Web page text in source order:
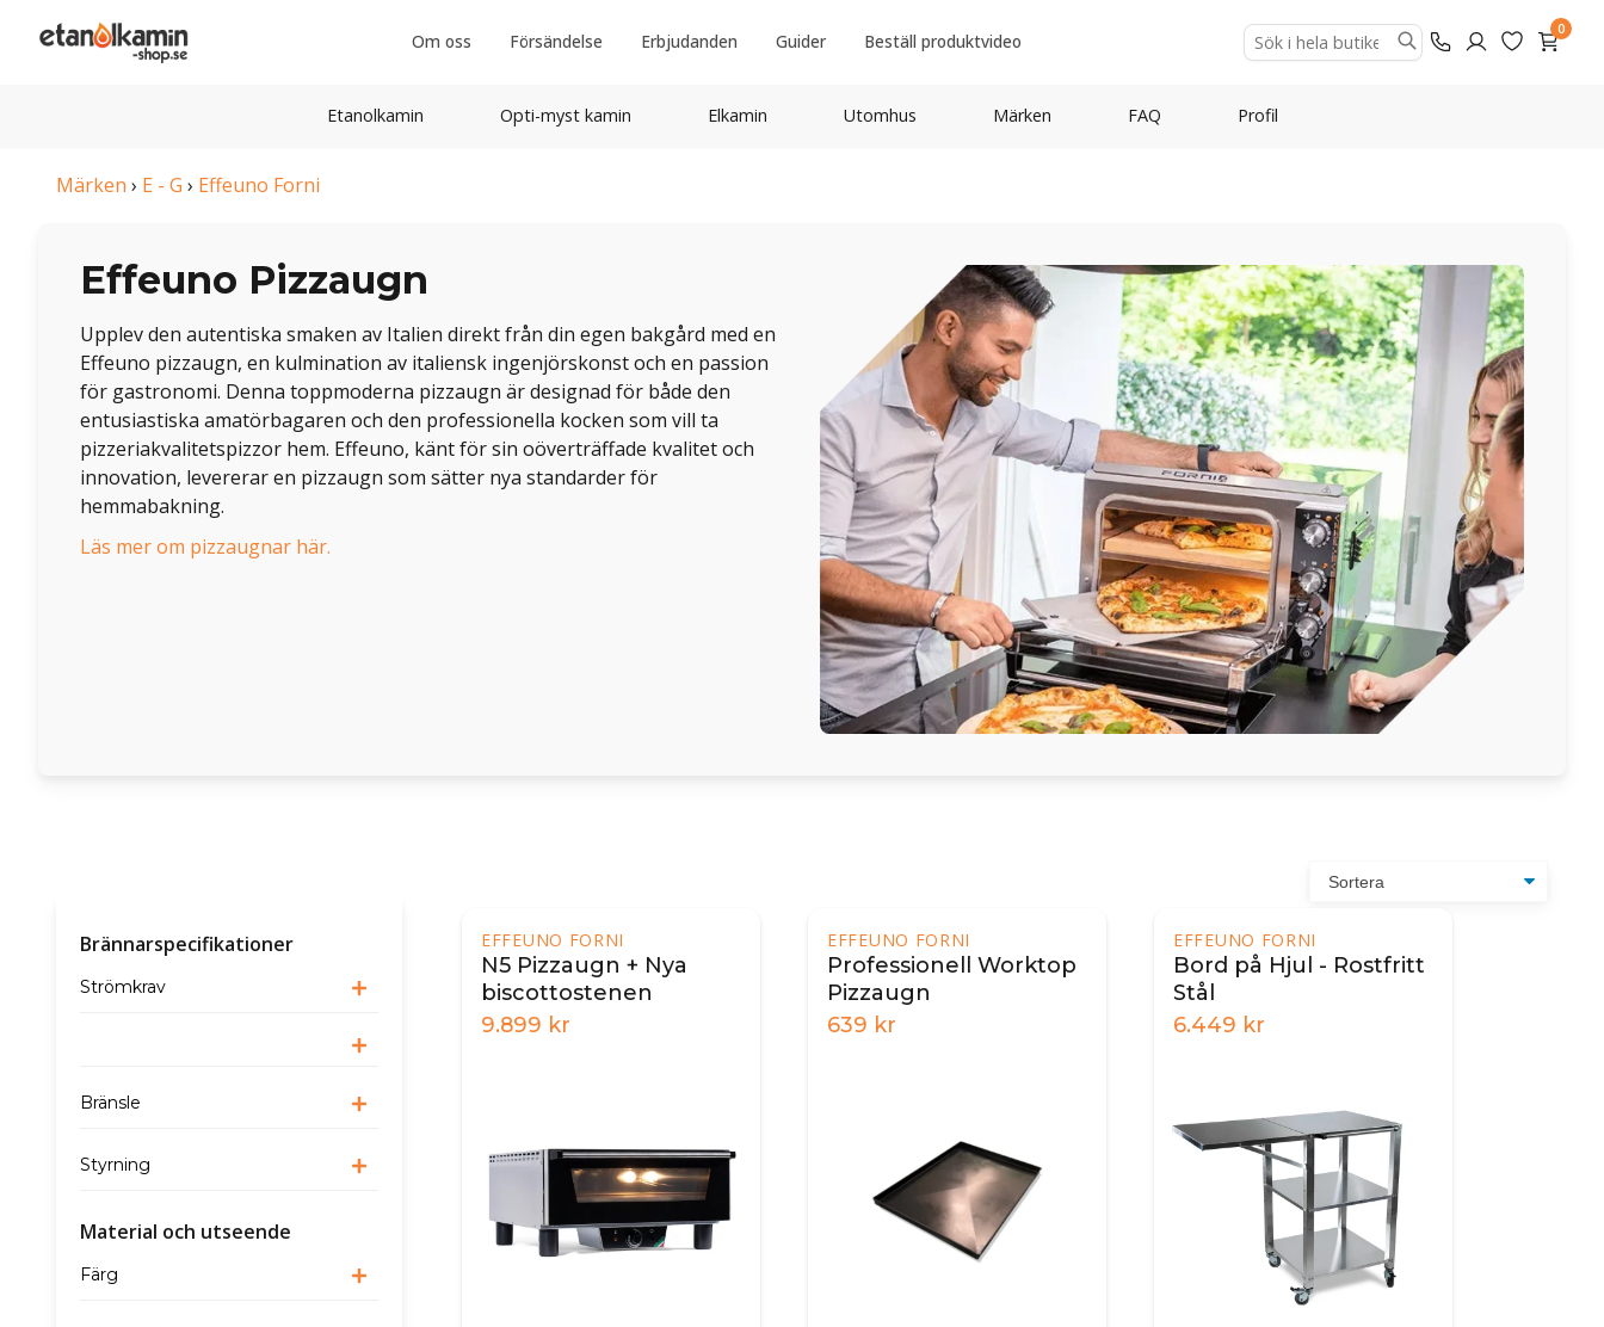
Om oss Försändelse Erbjudanden Guider Beställ produktvideo
0
Etanolkamin Opti-myst kamin Elkamin Utomhus Märken FAQ Profil
Märken › E - G › Effeuno Forni
Effeuno Pizzaugn
Upplev den autentiska smaken av Italien direkt från din egen bakgård med en
Effeuno pizzaugn, en kulmination av italiensk ingenjörskonst och en passion
för gastronomi. Denna toppmoderna pizzaugn är designad för både den
entusiastiska amatörbagaren och den professionella kocken som vill ta
pizzeriakvalitetspizzor hem. Effeuno, känt för sin oöverträffade kvalitet och
innovation, levererar en pizzaugn som sätter nya standarder för
hemmabakning.
Läs mer om pizzaugnar här.
Brännarspecifikationer
Strömkrav
Bränsle
Styrning
Material och utseende
Färg
EFFEUNO FORNI
N5 Pizzaugn + Nya
biscottostenen
9.899 kr
EFFEUNO FORNI
Professionell Worktop
Pizzaugn
639 kr
EFFEUNO FORNI
Bord på Hjul - Rostfritt
Stål
6.449 kr